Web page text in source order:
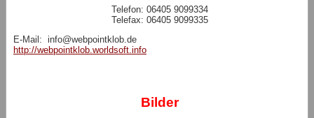
Telefon: 06405 9099334
Telefax: 06405 9099335
E-Mail: info@webpointklob.de
http://webpointklob.worldsoft.info
Bilder